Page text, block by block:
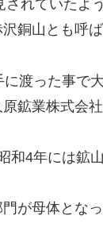
れていたよ
銅山とも呼ば
渡った事で
鉱業株式会
和4年には鉱
が母体となっ